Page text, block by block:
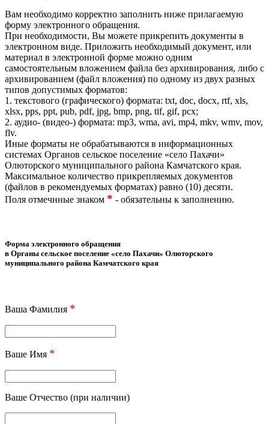
Вам необходимо корректно заполнить ниже прилагаемую
форму электронного обращения.
При необходимости, Вы можете прикрепить документы в
электронном виде. Приложить необходимый документ, или
материал в электронной форме можно одним
самостоятельным вложением файла без архивирования, либо с
архивированием (файл вложения) по одному из двух разных
типов допустимых форматов:
1. текстового (графического) формата: txt, doc, docx, rtf, xls,
xlsx, pps, ppt, pub, pdf, jpg, bmp, png, tif, gif, pcx;
2. аудио- (видео-) формата: mp3, wma, avi, mp4, mkv, wmv, mov,
flv.
Иные форматы не обрабатываются в информационных
системах Органов сельское поселение «село Пахачи»
Олюторского муниципального района Камчатского края.
Максимальное количество прикрепляемых документов
(файлов в рекомендуемых форматах) равно (10) десяти.
Поля отмечнные знаком * - обязательны к заполнению.
Форма электронного обращения
в Органы сельское поселение «село Пахачи» Олюторского
муниципального района Камчатского края
Ваша Фамилия *
Ваше Имя *
Ваше Отчество (при наличии)